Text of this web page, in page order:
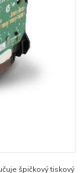
špičkový tiskový